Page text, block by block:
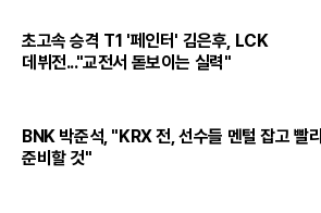
초고속 승격 T1 '페인터' 김은후, LCK
데뷔전..."교전서 돋보이는 실력"
BNK 박준석, "KRX 전, 선수들 멘털 잡고 빨리
준비할 것"